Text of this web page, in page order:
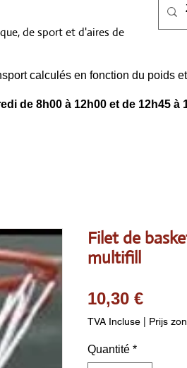
calculés en fonction du poids
de sport et d'aires de
de 8h00 à 12h00 et de 12h45 à
Filet de
multifill
10,30 €Prix
TVA Incluse Prijs
Quantité *